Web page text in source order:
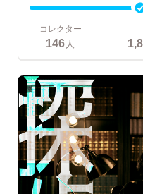
コレクター
146人